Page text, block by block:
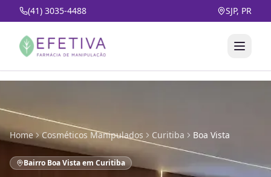
(41) 3035-4488 SJP, PR
Home Cosméticos Manipulados Curitiba Boa Vista
Bairro Boa Vista em Curitiba